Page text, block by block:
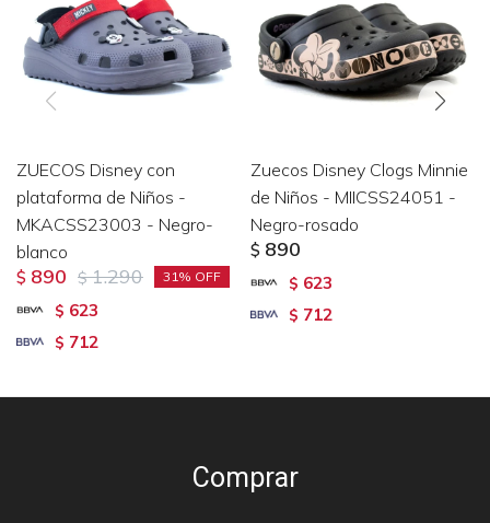
ZUECOS Disney con
plataforma de Niños -
MKACSS23003 - Negro-
blanco
$ 890 $ 1.290 31
$ 623
$ 712
Zuecos Disney Clogs Minnie
de Niños - MIICSS24051 -
Negro-rosado
$ 890
$ 623
$ 712
Comprar